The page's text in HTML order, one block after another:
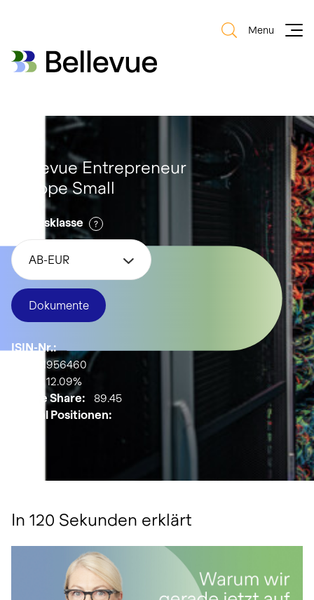
Bellevue Group AG
Menu
Bellevue Entrepreneur
Europe Small
Anteilsklasse
AB-EUR
Dokumente
ISIN-Nr.:
LU2811956460
12.09%
Active Share:
89.45
Anzahl Positionen:
In 120 Sekunden erklärt